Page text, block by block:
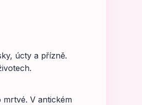
úcty a přízně.
V antickém